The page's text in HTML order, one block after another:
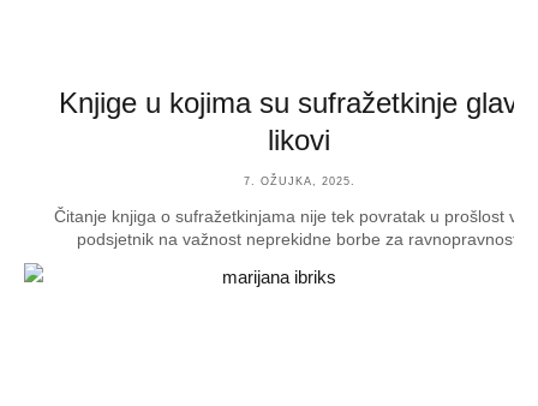
Knjige u kojima su sufražetkinje glavni
likovi
7. OŽUJKA, 2025.
Čitanje knjiga o sufražetkinjama nije tek povratak u prošlost
podsjetnik na važnost neprekidne borbe za ravnopravnost.